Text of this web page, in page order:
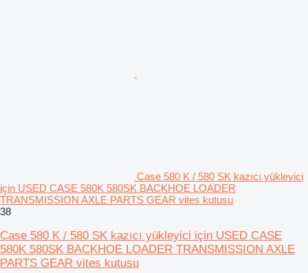
Case 580 K / 580 SK kazıcı yükleyici
için USED CASE 580K 580SK BACKHOE LOADER
TRANSMISSION AXLE PARTS GEAR vites kutusu
38
Case 580 K / 580 SK kazıcı yükleyici için USED CASE
580K 580SK BACKHOE LOADER TRANSMISSION AXLE
PARTS GEAR vites kutusu